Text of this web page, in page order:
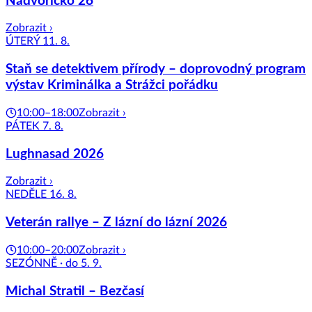
Zobrazit ›
ÚTERÝ 11. 8.
Staň se detektivem přírody – doprovodný program
výstav Kriminálka a Strážci pořádku
10:00–18:00Zobrazit ›
PÁTEK 7. 8.
Lughnasad 2026
Zobrazit ›
NEDĚLE 16. 8.
Veterán rallye – Z lázní do lázní 2026
10:00–20:00Zobrazit ›
SEZÓNNĚ · do 5. 9.
Michal Stratil – Bezčasí